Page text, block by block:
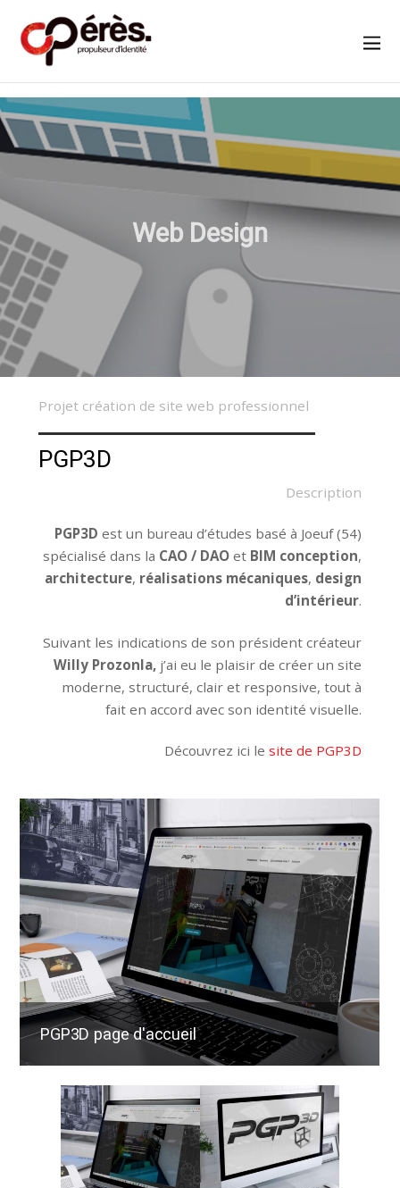
Web Design
Projet création de site web professionnel
PGP3D
Description
PGP3D est un bureau d’études basé à Joeuf (54)
spécialisé dans la CAO / DAO et BIM conception,
architecture, réalisations mécaniques, design
d’intérieur.
Suivant les indications de son président créateur
Willy Prozonla, j’ai eu le plaisir de créer un site
moderne, structuré, clair et responsive, tout à
fait en accord avec son identité visuelle.
Découvrez ici lesite de PGP3D
PGP3D page d'accueil